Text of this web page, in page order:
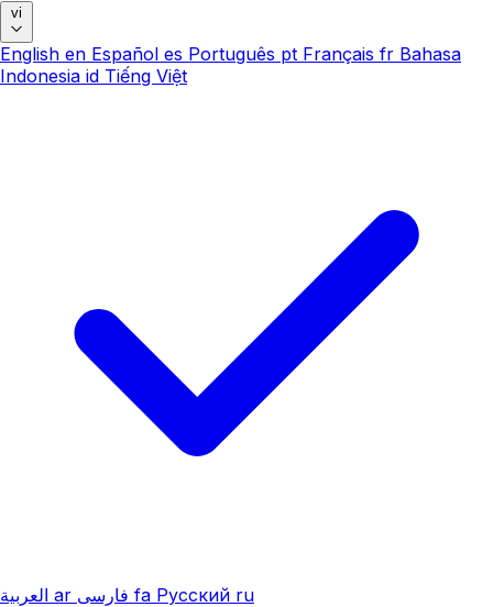
vi
English en Español es Português pt Français fr Bahasa
Indonesia id Tiếng Việt
العربية ar فارسی fa Русский ru